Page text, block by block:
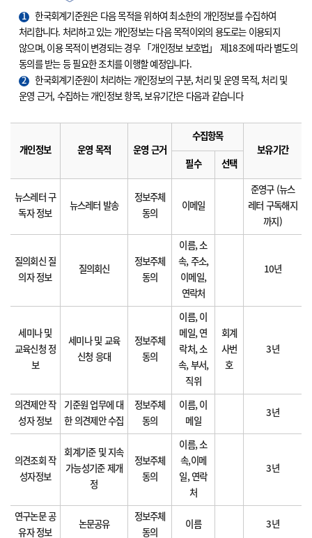
1
한국회계기준원은 다음 목적을 위하여 최소한의 개인정보를 수집하여
처리합니다. 처리하고 있는 개인정보는 다음 목적이외의 용도로는 이용되지
않으며, 이용 목적이 변경되는 경우 「개인정보 보호법」 제18조에 따라 별도의
동의를 받는 등 필요한 조치를 이행할 예정입니다.
2
한국회계기준원이 처리하는 개인정보의 구분, 처리 및 운영 목적, 처리 및
운영 근거, 수집하는 개인정보 항목, 보유기간은 다음과 같습니다
개인정보 운영 목적 운영 근거
수집항목
보유기간
필수
선택
뉴스레터 구
독자 정보
뉴스레터 발송
정보주체
동의
이메일
준영구 (뉴스
레터 구독해지
까지)
질의회신 질
의자 정보
질의회신
정보주체
동의
이름, 소
속, 주소,
이메일,
연락처
10년
세미나 및
교육신청 정
보
세미나 및 교육
신청 응대
정보주체
동의
이름, 이
메일, 연
락처, 소
속, 부서,
직위
회계
사번
호
3년
의견제안 작
성자 정보
기준원 업무에 대
한 의견제안 수집
정보주체
동의
이름, 이
메일
3년
의견조회 작
성자정보
회계기준 및 지속
가능성기준 제개
정
정보주체
동의
이름, 소
속,이메
일, 연락
처
3년
연구논문 공
유자 정보
논문공유
정보주체
동의
이름 3년